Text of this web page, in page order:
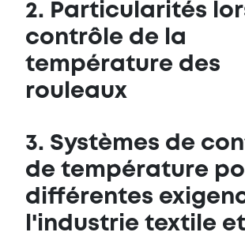
2. Particularités
contrôle de la
température des
rouleaux
3. Systèmes de
de température
différentes
l'industrie textile